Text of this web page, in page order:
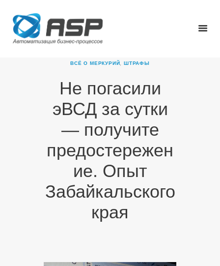
ВСЁ О МЕРКУРИЙ ШТРАФЫ
Не погасили
эВСД за сутки
— получите
предостережен
ие. Опыт
Забайкальского
края
ГЛАВНАЯ
О КОМПАНИИ
НОВОСТИ
КАРЬЕРА
ПАРТНЕРЫ
КОНТАКТЫ